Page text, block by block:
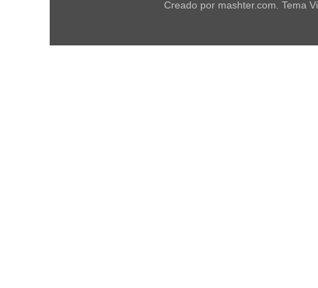
Creado por mashter.com. Tema